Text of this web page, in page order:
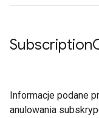
Subscription
Informacje podane
anulowania